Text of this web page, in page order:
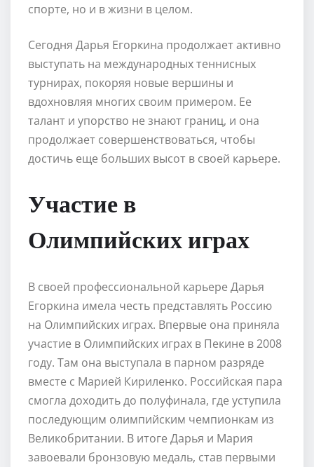
спорте, но и в жизни в целом.
Сегодня Дарья Егоркина продолжает активно
выступать на международных теннисных
турнирах, покоряя новые вершины и
вдохновляя многих своим примером. Ее
талант и упорство не знают границ, и она
продолжает совершенствоваться, чтобы
достичь еще больших высот в своей карьере.
Участие в
Олимпийских играх
В своей профессиональной карьере Дарья
Егоркина имела честь представлять Россию
на Олимпийских играх. Впервые она приняла
участие в Олимпийских играх в Пекине в 2008
году. Там она выступала в парном разряде
вместе с Марией Кириленко. Российская пара
смогла доходить до полуфинала, где уступила
последующим олимпийским чемпионкам из
Великобритании. В итоге Дарья и Мария
завоевали бронзовую медаль, став первыми